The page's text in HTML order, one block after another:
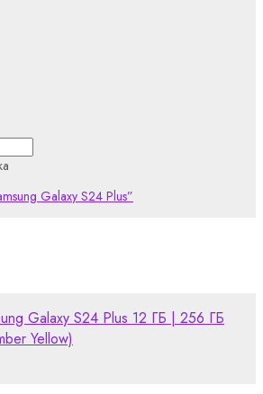
Galaxy S24 Plus”
Galaxy S24 Plus 12 ГБ | 256 ГБ
Yellow)